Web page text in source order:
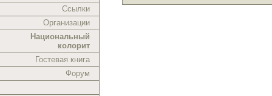
Ссылки
Организации
Национальный
колорит
Гостевая книга
Форум